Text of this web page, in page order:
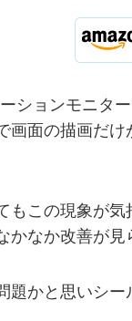
ションモニタ
画面の描画だ
もこの現象が
かなか改善が見
題かと思いシ